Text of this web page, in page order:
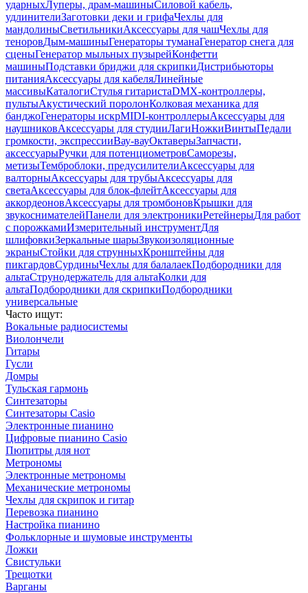
ударныхЛуперы, драм-машиныСиловой кабель,
удлинителиЗаготовки деки и грифаЧехлы для
мандолиныСветильникиАксессуары для чашЧехлы для
теноровДым-машиныГенераторы туманаГенератор снега для
сценыГенератор мыльных пузырейКонфетти
машиныПодставки бриджи для скрипкиДистрибьюторы
питанияАксессуары для кабеляЛинейные
массивыКаталогиСтулья гитаристаDMX-контроллеры,
пультыАкустический поролонКолковая механика для
банджоГенераторы искрMIDI-контроллерыАксессуары для
наушниковАксессуары для студииЛагиНожкиВинтыПедали
громкости, экспрессииВау-вауОктаверыЗапчасти,
аксессуарыРучки для потенциометровСаморезы,
метизыТемброблоки, предусилителиАксессуары для
валторныАксессуары для трубыАксессуары для
светаАксессуары для блок-флейтАксессуары для
аккордеоновАксессуары для тромбоновКрышки для
звукоснимателейПанели для электроникиРетейнерыДля работ
с порожкамиИзмерительный инструментДля
шлифовкиЗеркальные шарыЗвукоизоляционные
экраныСтойки для струнныхКронштейны для
пикгардовСурдиныЧехлы для балалаекПодбородники для
альтаСтрунодержатель для альтаКолки для
альтаПодбородники для скрипкиПодбородники
универсальные
Часто ищут:
Вокальные радиосистемы
Виолончели
Гитары
Гусли
Домры
Тульская гармонь
Синтезаторы
Синтезаторы Casio
Электронные пианино
Цифровые пианино Casio
Пюпитры для нот
Метрономы
Электронные метрономы
Механические метрономы
Чехлы для скрипок и гитар
Перевозка пианино
Настройка пианино
Фольклорные и шумовые инструменты
Ложки
Свистульки
Трещотки
Варганы